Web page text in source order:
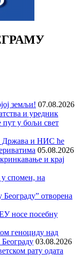
земљи! 07.08.2026
и уредник
пут у бољи свет
Држава и НИС ће
05.08.2026
и крај
спомен, на
отворена
носе посебну
геноциду над
03.08.2026
рату одата